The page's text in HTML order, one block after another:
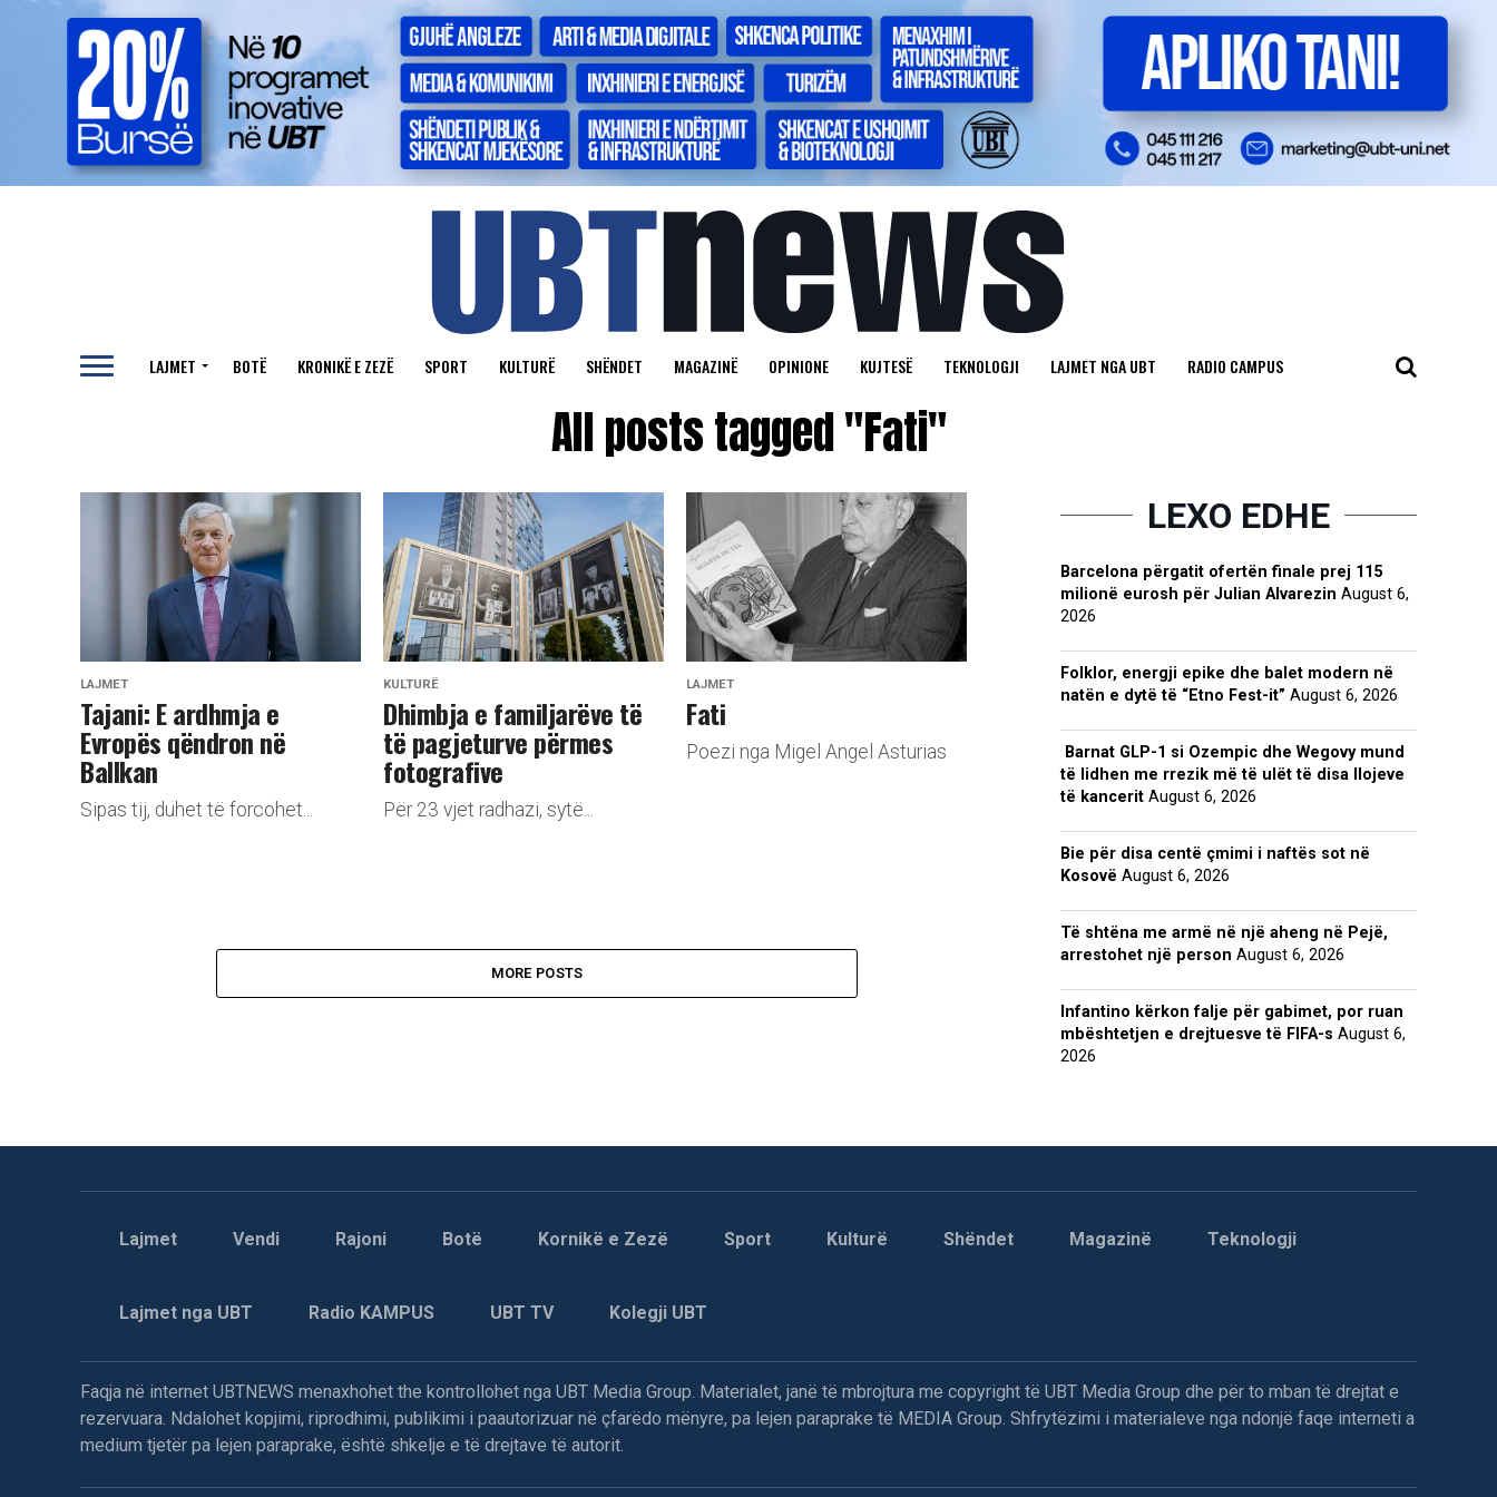
LAJMET BOTË KRONIKË E ZEZË SPORT KULTURË SHËNDET MAGAZINË OPINIONE KUJTESË TEKNOLOGJI LAJMET NGA UBT RADIO CAMPUS
All posts tagged "Fati"
LAJMET
​Tajani: E ardhmja e
Evropës qëndron në
Ballkan
Sipas tij, duhet të forcohet...
KULTURË
​Dhimbja e familjarëve të
të pagjeturve përmes
fotografive
Për 23 vjet radhazi, sytë...
LAJMET
Fati
Poezi nga Migel Angel Asturias
MORE POSTS
LEXO EDHE
Barcelona përgatit ofertën finale prej 115
milionë eurosh për Julian Alvarezin August 6,
2026
Folklor, energji epike dhe balet modern në
natën e dytë të “Etno Fest-it” August 6, 2026
Barnat GLP-1 si Ozempic dhe Wegovy mund
të lidhen me rrezik më të ulët të disa llojeve
të kancerit August 6, 2026
Bie për disa centë çmimi i naftës sot në
Kosovë August 6, 2026
Të shtëna me armë në një aheng në Pejë,
arrestohet një person August 6, 2026
Infantino kërkon falje për gabimet, por ruan
mbështetjen e drejtuesve të FIFA-s August 6,
2026
Lajmet Vendi Rajoni Botë Kornikë e Zezë Sport Kulturë Shëndet Magazinë Teknologji
Lajmet nga UBT Radio KAMPUS UBT TV Kolegji UBT
Faqja në internet UBTNEWS menaxhohet the kontrollohet nga UBT Media Group. Materialet, janë të mbrojtura me copyright të UBT Media Group dhe për to mban të drejtat e
rezervuara. Ndalohet kopjimi, riprodhimi, publikimi i paautorizuar në çfarëdo mënyre, pa lejen paraprake të MEDIA Group. Shfrytëzimi i materialeve nga ndonjë faqe interneti a
medium tjetër pa lejen paraprake, është shkelje e të drejtave të autorit.